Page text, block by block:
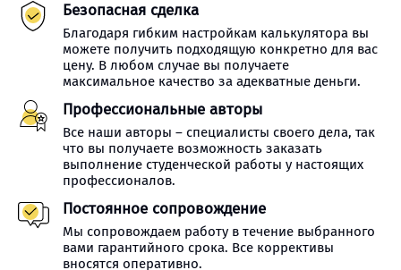
Безопасная сделка
Благодаря гибким настройкам калькулятора вы
можете получить подходящую конкретно для вас
цену. В любом случае вы получаете
максимальное качество за адекватные деньги.
Профессиональные авторы
Все наши авторы – специалисты своего дела, так
что вы получаете возможность заказать
выполнение студенческой работы у настоящих
профессионалов.
Постоянное сопровождение
Мы сопровождаем работу в течение выбранного
вами гарантийного срока. Все коррективы
вносятся оперативно.